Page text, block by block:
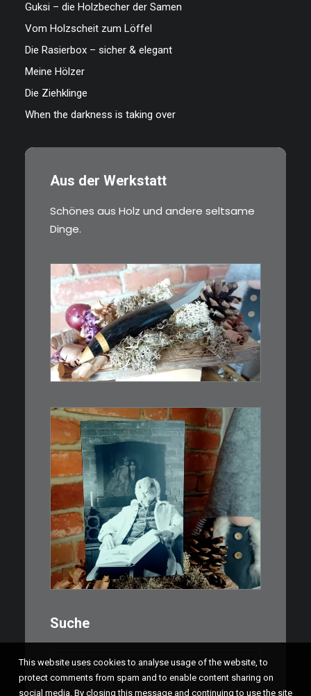
Guksi – die Holzbecher der Samen
Vom Holzscheit zum Löffel
Die Rasierbox – sicher & elegant
Meine Hölzer
Die Ziehklinge
When the darkness is taking over
Aus der Werkstatt
Schönes aus Holz und andere seltsame
Dinge.
€39,00
Kleines Schmuckmesser, ideal
als…
3,00
Limitierte Auflage. Original:
Abzug von 35mm…
Suche
Suchen
nach:
This website uses cookies to analyse usage of the website, to
protect comments from spam and to enable content sharing on
social media. By closing this message and continuing to use the site